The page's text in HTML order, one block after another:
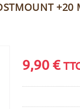
+20
9,90€